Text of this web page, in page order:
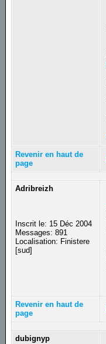
Revenir en haut de
page
Adribreizh
Inscrit le: 15 Déc 2004
Messages: 891
Localisation: Finistere
[sud]
Revenir en haut de
page
dubignyp